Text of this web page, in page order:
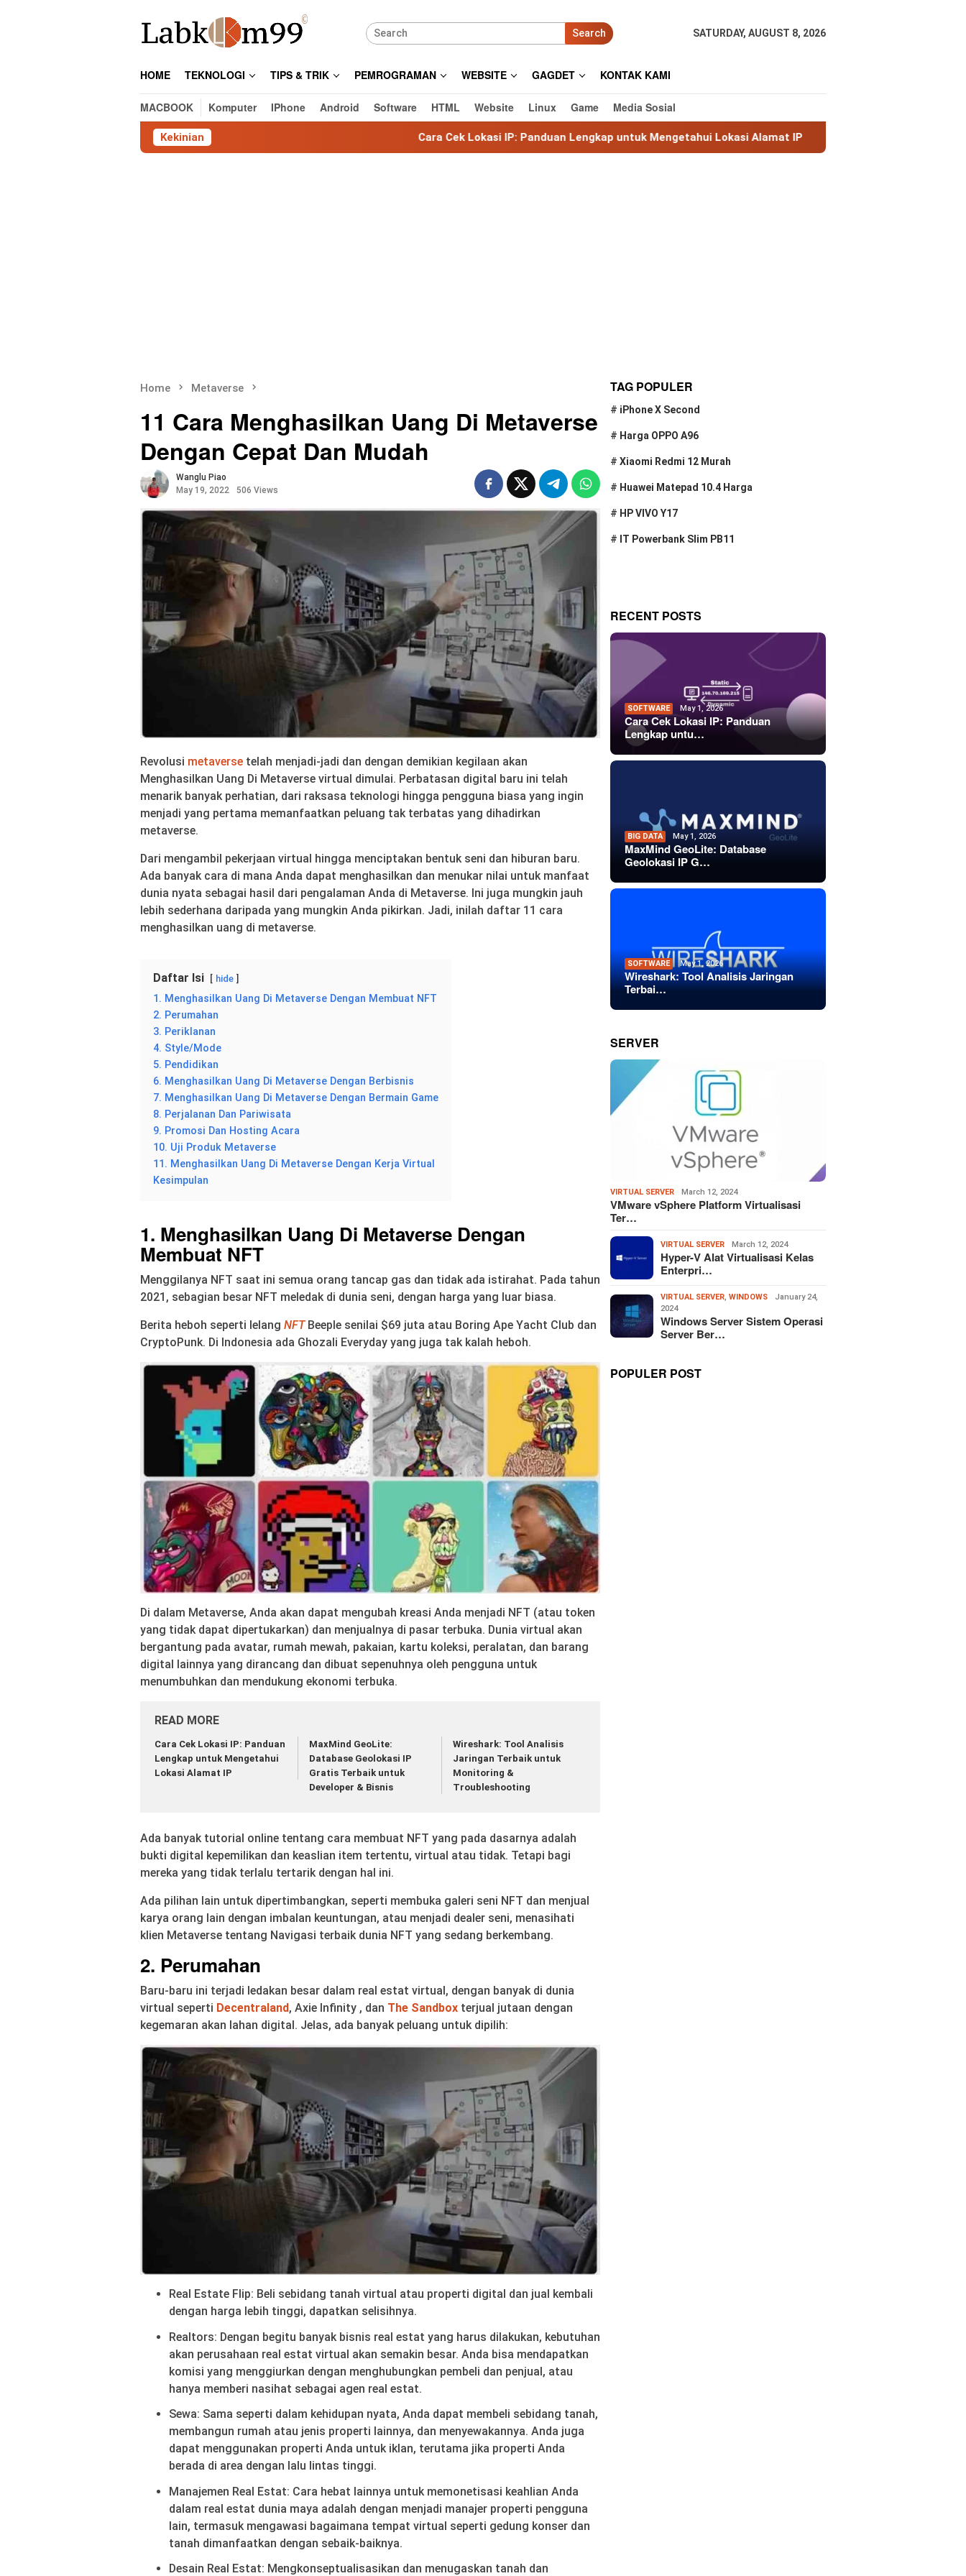
Search SATURDAY, AUGUST 8, 2026
HOME TEKNOLOGI TIPS & TRIK PEMROGRAMAN WEBSITE GAGDET KONTAK KAMI
MACBOOK Komputer IPhone Android Software HTML Website Linux Game Media Sosial
Kekinian Cara Cek Lokasi IP: Panduan Lengkap untuk Mengetahui Lokasi Alamat IP MaxMind GeoLite: Database Geolokasi
Home Metaverse
11 Cara Menghasilkan Uang Di Metaverse
Dengan Cepat Dan Mudah
Wanglu Piao
May 19, 2022
506 Views
Revolusi metaverse telah menjadi-jadi dan dengan demikian kegilaan akan
Menghasilkan Uang Di Metaverse virtual dimulai. Perbatasan digital baru ini telah
menarik banyak perhatian, dari raksasa teknologi hingga pengguna biasa yang ingin
menjadi yang pertama memanfaatkan peluang tak terbatas yang dihadirkan
metaverse.
Dari mengambil pekerjaan virtual hingga menciptakan bentuk seni dan hiburan baru.
Ada banyak cara di mana Anda dapat menghasilkan dan menukar nilai untuk manfaat
dunia nyata sebagai hasil dari pengalaman Anda di Metaverse. Ini juga mungkin jauh
lebih sederhana daripada yang mungkin Anda pikirkan. Jadi, inilah daftar 11 cara
menghasilkan uang di metaverse.
Daftar Isi hide
1. Menghasilkan Uang Di Metaverse Dengan Membuat NFT
2. Perumahan
3. Periklanan
4. Style/Mode
5. Pendidikan
6. Menghasilkan Uang Di Metaverse Dengan Berbisnis
7. Menghasilkan Uang Di Metaverse Dengan Bermain Game
8. Perjalanan Dan Pariwisata
9. Promosi Dan Hosting Acara
10. Uji Produk Metaverse
11. Menghasilkan Uang Di Metaverse Dengan Kerja Virtual
Kesimpulan
1. Menghasilkan Uang Di Metaverse Dengan
Membuat NFT
Menggilanya NFT saat ini semua orang tancap gas dan tidak ada istirahat. Pada tahun
2021, sebagian besar NFT meledak di dunia seni, dengan harga yang luar biasa.
Berita heboh seperti lelang NFTBeeple senilai $69 juta atau Boring Ape Yacht Club dan
CryptoPunk. Di Indonesia ada Ghozali Everyday yang juga tak kalah heboh.
Di dalam Metaverse, Anda akan dapat mengubah kreasi Anda menjadi NFT (atau token
yang tidak dapat dipertukarkan) dan menjualnya di pasar terbuka. Dunia virtual akan
bergantung pada avatar, rumah mewah, pakaian, kartu koleksi, peralatan, dan barang
digital lainnya yang dirancang dan dibuat sepenuhnya oleh pengguna untuk
menumbuhkan dan mendukung ekonomi terbuka.
READ MORE
Cara Cek Lokasi IP: Panduan
Lengkap untuk Mengetahui
Lokasi Alamat IP
MaxMind GeoLite:
Database Geolokasi IP
Gratis Terbaik untuk
Developer & Bisnis
Wireshark: Tool Analisis
Jaringan Terbaik untuk
Monitoring &
Troubleshooting
Ada banyak tutorial online tentang cara membuat NFT yang pada dasarnya adalah
bukti digital kepemilikan dan keaslian item tertentu, virtual atau tidak. Tetapi bagi
mereka yang tidak terlalu tertarik dengan hal ini.
Ada pilihan lain untuk dipertimbangkan, seperti membuka galeri seni NFT dan menjual
karya orang lain dengan imbalan keuntungan, atau menjadi dealer seni, menasihati
klien Metaverse tentang Navigasi terbaik dunia NFT yang sedang berkembang.
2. Perumahan
Baru-baru ini terjadi ledakan besar dalam real estat virtual, dengan banyak di dunia
virtual seperti Decentraland, Axie Infinity , dan The Sandbox terjual jutaan dengan
kegemaran akan lahan digital. Jelas, ada banyak peluang untuk dipilih:
Real Estate Flip: Beli sebidang tanah virtual atau properti digital dan jual kembali
dengan harga lebih tinggi, dapatkan selisihnya.
Realtors: Dengan begitu banyak bisnis real estat yang harus dilakukan, kebutuhan
akan perusahaan real estat virtual akan semakin besar. Anda bisa mendapatkan
komisi yang menggiurkan dengan menghubungkan pembeli dan penjual, atau
hanya memberi nasihat sebagai agen real estat.
Sewa: Sama seperti dalam kehidupan nyata, Anda dapat membeli sebidang tanah,
membangun rumah atau jenis properti lainnya, dan menyewakannya. Anda juga
dapat menggunakan properti Anda untuk iklan, terutama jika properti Anda
berada di area dengan lalu lintas tinggi.
Manajemen Real Estat: Cara hebat lainnya untuk memonetisasi keahlian Anda
dalam real estat dunia maya adalah dengan menjadi manajer properti pengguna
lain, termasuk mengawasi bagaimana tempat virtual seperti gedung konser dan
tanah dimanfaatkan dengan sebaik-baiknya.
Desain Real Estat: Mengkonseptualisasikan dan menugaskan tanah dan
TAG POPULER
# iPhone X Second
# Harga OPPO A96
#Xiaomi Redmi 12 Murah
# Huawei Matepad 10.4 Harga
# HP VIVO Y17
# IT Powerbank Slim PB11
RECENT POSTS
SOFTWARE May 1, 2026
Cara Cek Lokasi IP: Panduan
Lengkap untu…
BIG DATA May 1, 2026
MaxMind GeoLite: Database
Geolokasi IP G…
SOFTWARE May 1, 2026
Wireshark: Tool Analisis Jaringan
Terbai…
SERVER
VIRTUAL SERVER March 12, 2024
VMware vSphere Platform Virtualisasi
Ter…
VIRTUAL SERVER March 12, 2024
Hyper-V Alat Virtualisasi Kelas
Enterpri…
VIRTUAL SERVER,WINDOWS
January 24,
2024
Windows Server Sistem Operasi
Server Ber…
POPULER POST